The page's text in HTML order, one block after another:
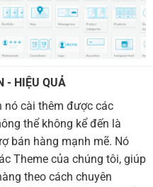
- HIỆU QUẢ
nó cài thêm được các
thể không kể đến là
bán hàng mạnh mẽ. Nó
Theme của chúng tôi, giúp
theo cách chuyên